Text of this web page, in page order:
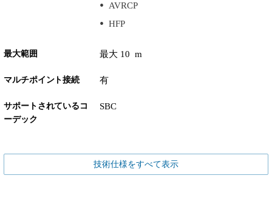
AVRCP
HFP
最大範囲 最大 10 m
マルチポイント接続 有
サポートされているコ
ーデック
SBC
技術仕様をすべて表示